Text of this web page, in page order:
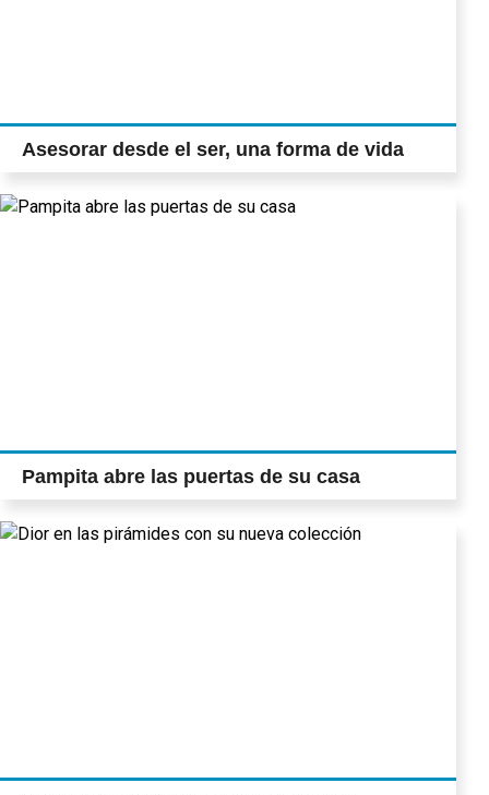
Asesorar desde el ser, una forma de vida
Pampita abre las puertas de su casa